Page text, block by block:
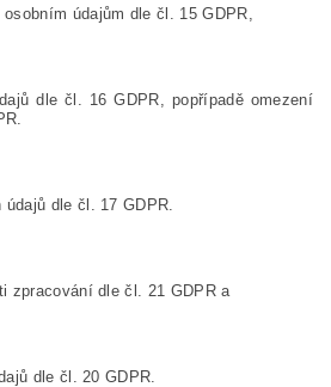
údajům dle čl. 15 GDPR,
dle čl. 16 GDPR, popřípadě omezení
dle čl. 17 GDPR.
zpracování dle čl. 21 GDPR a
dle čl. 20 GDPR.